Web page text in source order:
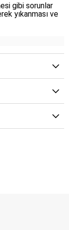
gibi sorunlar
yıkanması ve